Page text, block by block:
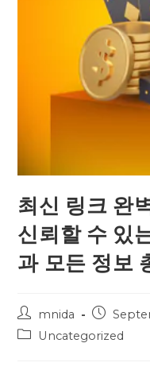
최신 링크 완
신뢰할 수 있
과 모든 정보
Post
author:
mnida
Post
published:
PostUncategorized